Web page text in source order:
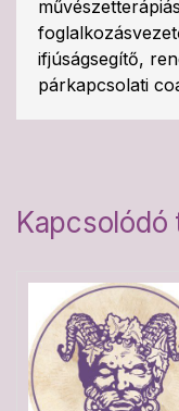
ifjúságsegítő,
párkapcsolati
Kapcsolódó